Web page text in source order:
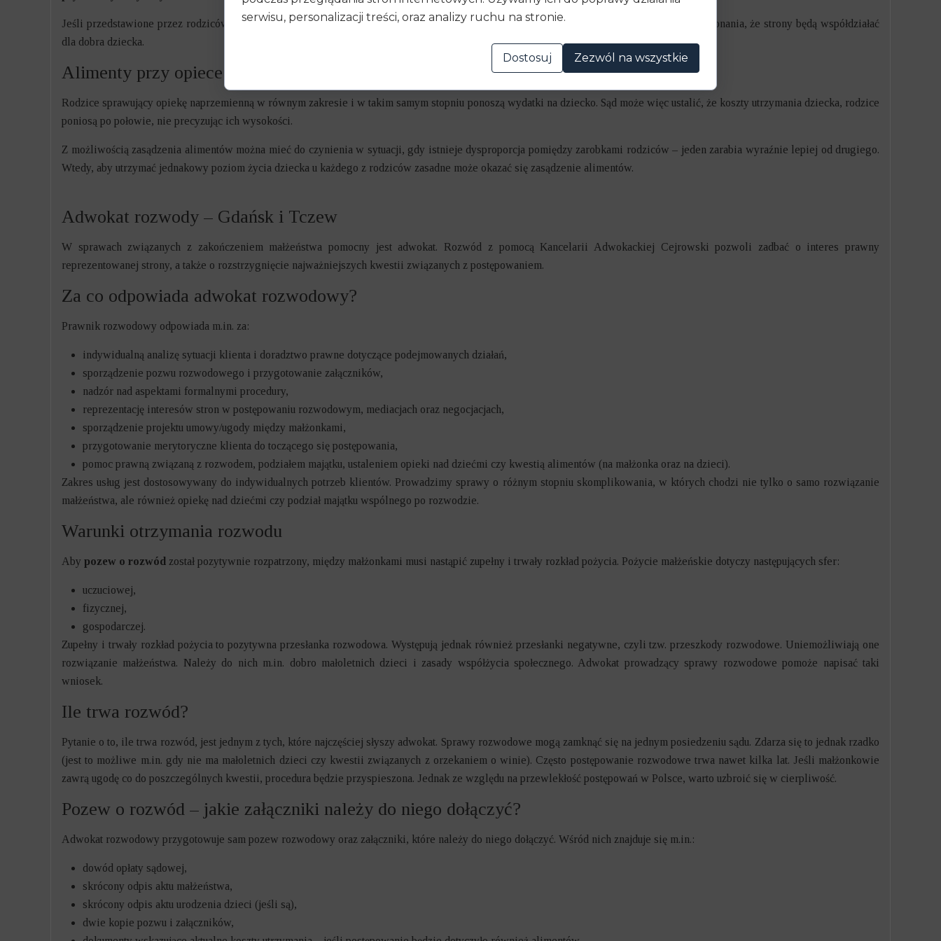
Jeśli przedstawione przez rodziców porozumienie zostanie ocenione jako zgodne z dobrem dziecka, to sąd powinien jeszcze dojść do przekonania, że strony będą współdziałać
dla dobra dziecka.
Alimenty przy opiece naprzemiennej
Rodzice sprawujący opiekę naprzemienną w równym zakresie i w takim samym stopniu ponoszą wydatki na dziecko. Sąd może więc ustalić, że koszty utrzymania dziecka, rodzice
poniosą po połowie, nie precyzując ich wysokości.
Z możliwością zasądzenia alimentów można mieć do czynienia w sytuacji, gdy istnieje dysproporcja pomiędzy zarobkami rodziców – jeden zarabia wyraźnie lepiej od drugiego.
Wtedy, aby utrzymać jednakowy poziom życia dziecka u każdego z rodziców zasadne może okazać się zasądzenie alimentów.
Adwokat rozwody – Gdańsk i Tczew
W sprawach związanych z zakończeniem małżeństwa pomocny jest adwokat. Rozwód
z pomocą Kancelarii Adwokackiej Cejrowski pozwoli zadbać o interes prawny
reprezentowanej strony, a także o rozstrzygnięcie najważniejszych kwestii związanych z postępowaniem.
Za co odpowiada adwokat rozwodowy?
Prawnik rozwodowy odpowiada m.in. za:
indywidualną analizę sytuacji klienta i doradztwo prawne dotyczące podejmowanych działań,
sporządzenie pozwu rozwodowego i przygotowanie załączników,
nadzór nad aspektami formalnymi procedury,
reprezentację interesów stron w postępowaniu rozwodowym, mediacjach oraz negocjacjach,
sporządzenie projektu umowy/ugody między małżonkami,
przygotowanie merytoryczne klienta do toczącego się postępowania,
pomoc prawną związaną z rozwodem, podziałem majątku, ustaleniem opieki nad dziećmi czy kwestią alimentów (na małżonka oraz na dzieci).
Zakres usług jest dostosowywany do indywidualnych potrzeb klientów. Prowadzimy sprawy o różnym stopniu skomplikowania, w których chodzi nie tylko o samo rozwiązanie
małżeństwa, ale również opiekę nad dziećmi czy podział majątku wspólnego po rozwodzie.
Warunki otrzymania rozwodu
Aby pozew o rozwód został pozytywnie rozpatrzony, między małżonkami musi nastąpić zupełny i trwały rozkład pożycia. Pożycie małżeńskie dotyczy następujących sfer:
uczuciowej,
fizycznej,
gospodarczej.
Zupełny i trwały rozkład pożycia to pozytywna przesłanka rozwodowa. Występują jednak również przesłanki negatywne, czyli tzw. przeszkody rozwodowe. Uniemożliwiają one
rozwiązanie małżeństwa. Należy do nich m.in. dobro małoletnich dzieci i zasady współżycia społecznego. Adwokat prowadzący sprawy rozwodowe pomoże napisać taki
wniosek.
Ile trwa rozwód?
Pytanie o to, ile trwa rozwód, jest jednym z tych, które najczęściej słyszy adwokat. Sprawy rozwodowe mogą zamknąć się na jednym posiedzeniu sądu. Zdarza się to jednak rzadko
(jest to możliwe m.in. gdy nie ma małoletnich dzieci czy kwestii związanych z orzekaniem o winie). Często postępowanie rozwodowe trwa nawet kilka lat. Jeśli małżonkowie
zawrą ugodę co do poszczególnych kwestii, procedura będzie przyspieszona. Jednak ze względu na przewlekłość postępowań w Polsce, warto uzbroić się w cierpliwość.
Pozew o rozwód – jakie załączniki należy do niego dołączyć?
Adwokat rozwodowy przygotowuje sam pozew rozwodowy oraz załączniki, które należy do niego dołączyć. Wśród nich znajduje się m.in.:
dowód opłaty sądowej,
skrócony odpis aktu małżeństwa,
skrócony odpis aktu urodzenia dzieci (jeśli są),
dwie kopie pozwu i załączników,
serwisu, personalizacji treści, oraz analizy ruchu na stronie.
Dostosuj Zezwól na wszystkie